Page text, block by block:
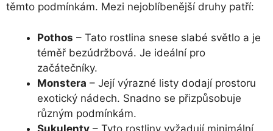
těmto podmínkám. Mezi nejoblíbenější druhy patří:
Pothos – Tato rostlina snese slabé světlo a je
téměř bezúdržbová. Je ideální pro
začátečníky.
Monstera – Její výrazné listy dodají prostoru
exotický nádech. Snadno se přizpůsobuje
různým podmínkám.
Sukulenty – Tyto rostliny vyžadují minimální